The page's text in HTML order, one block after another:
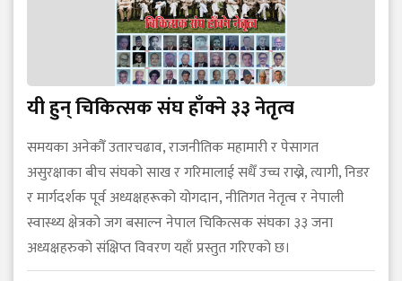
यी हुन् चिकित्सक संघ हाँक्ने ३३ नेतृत्व
समयका अनेकौँ उतारचढाव, राजनीतिक महामारी र पेसागत
असुरक्षाका बीच संघको साख र गरिमालाई सधैँ उच्च राख्ने, त्यागी, निडर
र मार्गदर्शक पूर्व अध्यक्षहरूको योगदान, नीतिगत नेतृत्व र नेपाली
स्वास्थ्य क्षेत्रको जग बसाल्न नेपाल चिकित्सक संघका ३३ जना
अध्यक्षहरुको संक्षिप्त विवरण यहाँ प्रस्तुत गरिएको छ।